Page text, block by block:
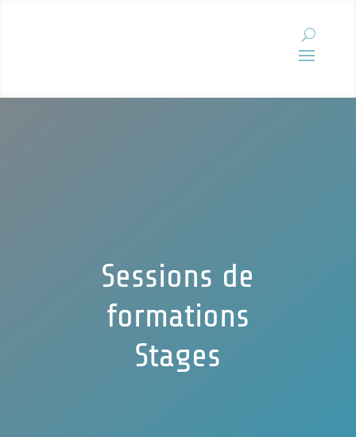
Sessions de
formations
Stages